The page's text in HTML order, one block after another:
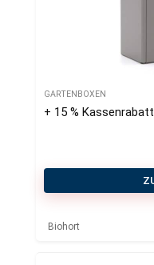
GARTENBOXEN
+ 15 %
Biohort